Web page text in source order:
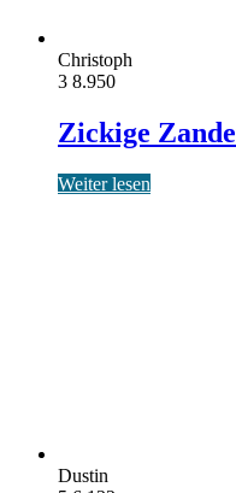
Christoph
3 8.950
Zickige
Weiter lesen
Dustin